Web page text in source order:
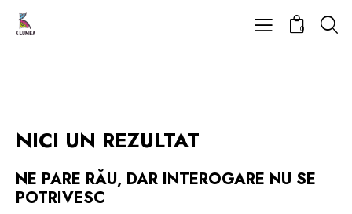
0
NICI UN REZULTAT
NE PARE RĂU, DAR INTEROGARE NU SE
POTRIVESC